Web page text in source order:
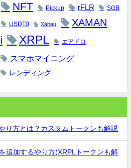
NFT Pickup rFLR SGB
USDT0 Xahau XAMAN
XRPL エアドロ
スマホマイニング
レンディング
り方とは？カスタムトークンも解説
追加するやり方(XRPLトークンも解